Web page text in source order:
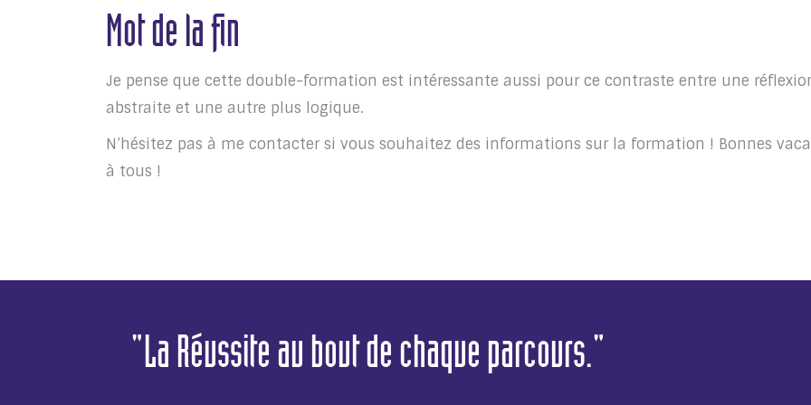
Mot de la fin
Je pense que cette double-formation est intéressante aussi pour ce contraste entre une
abstraite et une autre plus logique.
N’hésitez pas à me contacter si vous souhaitez des informations sur la formation ! Bonnes
à tous !
"La Réussite au bout de chaque parcours."